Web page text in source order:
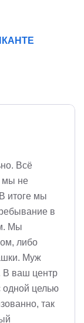
Всё
мы не
итоге мы
в
Мы
либо
Муж
В ваш центр
одной целью
так